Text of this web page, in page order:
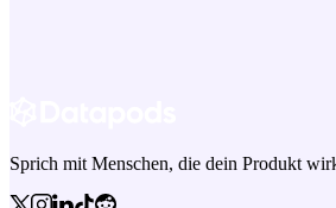
Sprich mit Menschen, die dein Produkt